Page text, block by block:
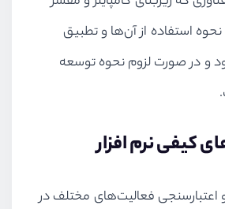
استفاده از آن‌ها و تطبیق
و در صورت لزوم نحوه توسعه
اعتبارسنجی فعالیتهای مختلف در